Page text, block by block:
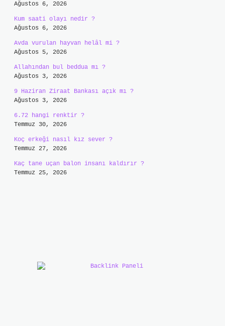
Ağustos 6, 2026
Kum saati olayı nedir ?
Ağustos 6, 2026
Avda vurulan hayvan helâl mi ?
Ağustos 5, 2026
Allahından bul beddua mı ?
Ağustos 3, 2026
9 Haziran Ziraat Bankası açık mı ?
Ağustos 3, 2026
6.72 hangi renktir ?
Temmuz 30, 2026
Koç erkeği nasıl kız sever ?
Temmuz 27, 2026
Kaç tane uçan balon insanı kaldırır ?
Temmuz 25, 2026